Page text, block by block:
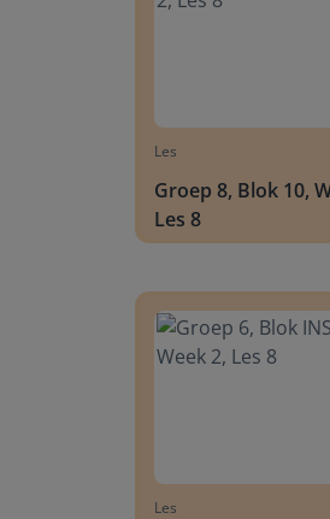
Les
Groep 8, Blok 10,
Les 8
Les